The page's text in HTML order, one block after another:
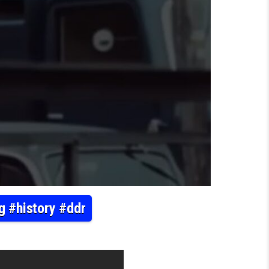
#history #ddr
AUFNAHMEN AUS DER DDR IN LEIPZIG #HISTORY #DDR